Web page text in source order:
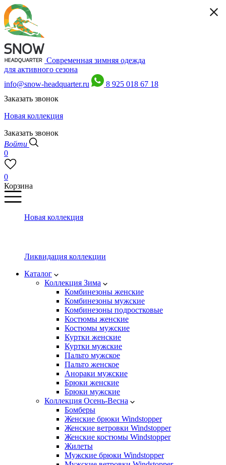
Современная зимняя одежда
для активного сезона
info@snow-headquarter.ru
8 925 018 67 18
Заказать звонок
Новая коллекция
Заказать звонок
Войти
0
0
Корзина
Новая коллекция
Ликвидация коллекции
Каталог
Коллекция Зима
Комбинезоны женские
Комбинезоны мужские
Комбинезоны подростковые
Костюмы женские
Костюмы мужские
Куртки женские
Куртки мужские
Пальто мужское
Пальто женское
Анораки мужские
Брюки женские
Брюки мужские
Коллекция Осень-Весна
Бомберы
Женские брюки Windstopper
Женские ветровки Windstopper
Женские костюмы Windstopper
Жилеты
Мужские брюки Windstopper